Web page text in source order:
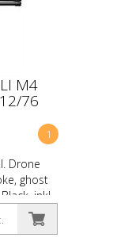
M4
76
1
Drone
ghost
inkl.